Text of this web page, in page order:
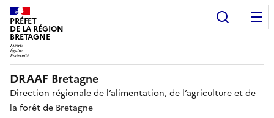
PRÉFET
DE LA RÉGION
BRETAGNE
DRAAF Bretagne
Direction régionale de l’alimentation, de l’agriculture et de
la forêt de Bretagne